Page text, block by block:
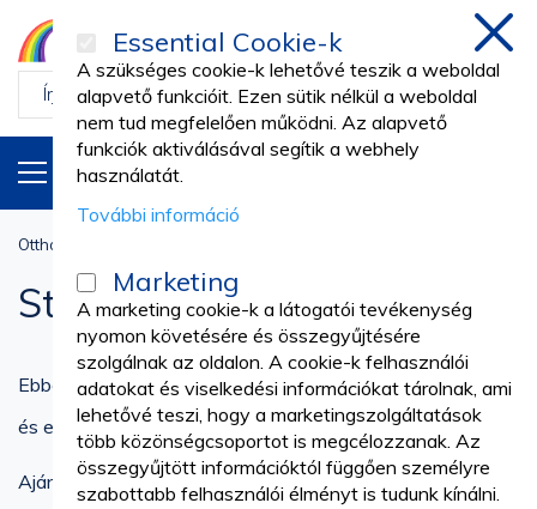
TERMÉKEK
Otthon
Sterilizálás és Fertőtlenítők
Ebben a kategóriában széles választékot talál a felületek
és eszközök fertőtlenítőiből, valamint kézfertőtlenítőkből.
Ajánlatunk tartalmazza:
Essential Cookie-k
A szükséges cookie-k lehetővé teszik a weboldal
alapvető funkcióit. Ezen sütik nélkül a weboldal
nem tud megfelelően működni. Az alapvető
funkciók aktiválásával segítik a webhely
használatát.
További információ
Marketing
A marketing cookie-k a látogatói tevékenység
nyomon követésére és összegyűjtésére
szolgálnak az oldalon. A cookie-k felhasználói
adatokat és viselkedési információkat tárolnak, ami
lehetővé teszi, hogy a marketingszolgáltatások
több közönségcsoportot is megcélozzanak. Az
összegyűjtött információktól függően személyre
szabottabb felhasználói élményt is tudunk kínálni.